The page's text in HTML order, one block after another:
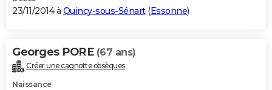
23/11/2014 à Quincy-sous-Sénart(Essonne)
Georges PORE (67 ans)
Créer une cagnotte obsèques
Naissance